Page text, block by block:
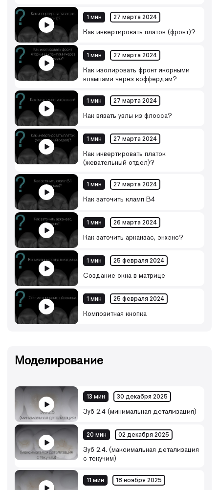
1 мин 27 марта 2024
Как инвертировать платок (фронт)?
1 мин 27 марта 2024
Как изолировать фронт якорными
клампами через коффердам?
1 мин 27 марта 2024
Как вязать узлы из флосса?
1 мин 27 марта 2024
Как инвертировать платок
(жевательный отдел)?
1 мин 27 марта 2024
Как заточить кламп B4
1 мин 26 марта 2024
Как заточить арканзас, энхэнс?
1 мин 25 февраля 2024
Создание окна в матрице
1 мин 25 февраля 2024
Композитная кнопка
Моделирование
13 мин 30 декабря 2025
Зуб 2.4 (минимальная детализация)
20 мин 02 декабря 2025
Зуб 2.4. (максимальная детализация
с текучим)
11 мин 18 ноября 2025